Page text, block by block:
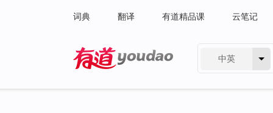
词典 翻译 有道精品课 云笔记
中英